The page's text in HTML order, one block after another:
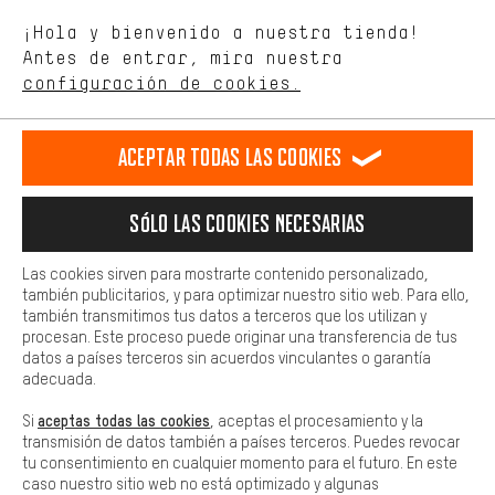
Idioma"
español
ES english Deutsch
RESCINDIR EL CONTRATO Comunidad de Aquisgrán Programa de afiliados
Aviso Legal Protección de datos Condiciones Generales
Plataforma de reportes Reciclaje de baterias
Configuración de las cookies Ajusta el contraste
Todos los precios indicados son en euros e sin MwSt, más
gastos de envío aEstados Unidos.
¡Hola y bienvenido a nuestra tienda!
Antes de entrar, mira nuestra
configuración de cookies.
tienda. Con las cookies de rendimiento, puedes influir en la mejora
de nuestro sitio web y nuestra oferta de la tienda con tu
comportamiento de compra.
Más confort
cookies de comodidad, creamos enlaces a plataformas de redes
sociales. Esto nos permite proporcionarle más contenido e
adicionales que le ayudarán a encontrar los productos adecuados.
preguntas de forma rápida y sencilla.
Básica
Las cookies básicas aseguran que puedas usar nuestro sitio web.
Aceptar todas las cookies
Sólo las cookies necesarias
Las cookies sirven para mostrarte contenido personalizado,
también publicitarios, y para optimizar nuestro sitio web. Para ello,
también transmitimos tus datos a terceros que los utilizan y
procesan. Este proceso puede originar una transferencia de tus
datos a países terceros sin acuerdos vinculantes o garantía
adecuada.
Si aceptas todas las cookies , aceptas el procesamiento y la
transmisión de datos también a países terceros. Puedes revocar
tu consentimiento en cualquier momento para el futuro. En este
caso nuestro sitio web no está optimizado y algunas